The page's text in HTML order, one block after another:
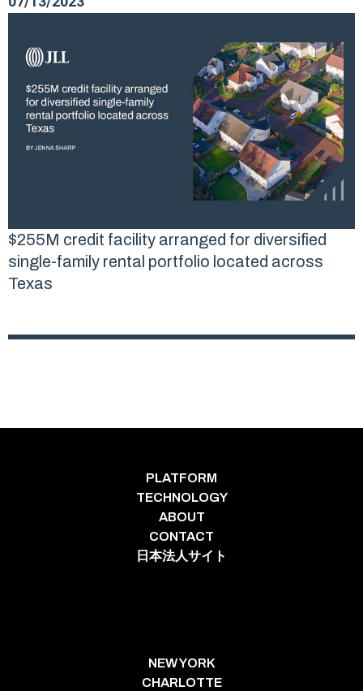
$255M credit facility arranged for diversified
single-family rental portfolio located across
Texas
NEW YORK
CHARLOTTE
PLATFORM
TECHNOLOGY
ABOUT
CONTACT
日本法人サイト